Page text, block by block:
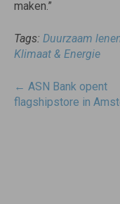
maken.”
Tags: Duurzaam
Klimaat & Energie
Post
navigatie
← ASN Bank opent
flagshipstore in